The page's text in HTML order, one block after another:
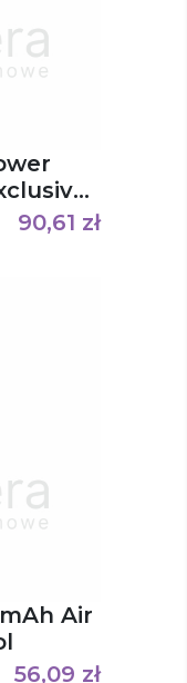
90,61 zł
Air
56,09 zł